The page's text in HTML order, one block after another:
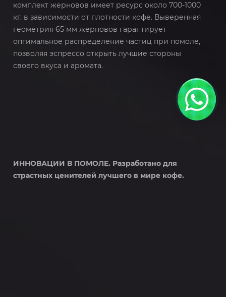
комплект жерновов имеет ресурс около 700-1000
кг. в зависимости от плотности кофе. Выверенная
геометрия 65 мм жерновов гарантирует
оптимальное распределение частиц при помоле,
позволяя эспрессо открыть лучшие стороны
своего вкуса и аромата.
ИННОВАЦИИ В ПОМОЛЕ. Разработано для
страстных ценителей лучшего в мире кофе.